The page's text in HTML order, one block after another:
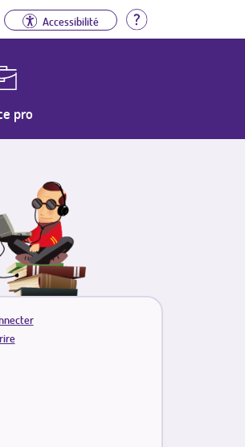
Accessibilité Aide
pro